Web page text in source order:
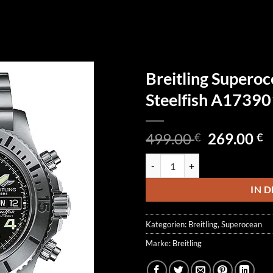
Breitling
Steelfish
499.00€
499.00 €
269.00€
IN
Kategorien: Breitling, Superocean
Marke: Breitling